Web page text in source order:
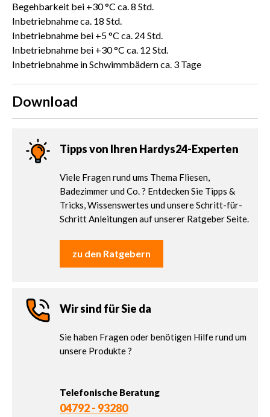
Begehbarkeit bei +30 °C ca. 8 Std.
Inbetriebnahme ca. 18 Std.
Inbetriebnahme bei +5 °C ca. 24 Std.
Inbetriebnahme bei +30 °C ca. 12 Std.
Inbetriebnahme in Schwimmbädern ca. 3 Tage
Download
Tipps von Ihren Hardys24-Experten
Viele Fragen rund ums Thema Fliesen,
Badezimmer und Co. ? Entdecken Sie Tipps &
Tricks, Wissenswertes und unsere Schritt-für-
Schritt Anleitungen auf unserer Ratgeber Seite.
zu den Ratgebern
Wir sind für Sie da
Sie haben Fragen oder benötigen Hilfe rund um
unsere Produkte ?
Telefonische Beratung
04792 - 93280